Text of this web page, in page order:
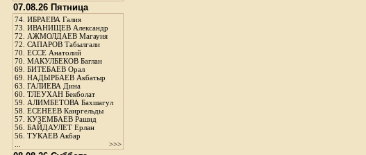
07.08.26 Пятница
74. ИБРАЕВА Галия
73. ИВАНИЩЕВ Александр
72. АЖМОЛДАЕВ Магауия
72. САПАРОВ Табылгали
70. ЕССЕ Анатолий
70. МАКУЛБЕКОВ Баглан
69. БИТЕБАЕВ Орал
69. НАДЫРБАЕВ Акбатыр
63. ГАЛИЕВА Дина
60. ТЛЕУХАН Бекболат
59. АЛИМБЕТОВА Бахшагул
58. ЕСЕНЕЕВ Каиргельды
57. КУЗЕМБАЕВ Рашид
56. БАЙДАУЛЕТ Ерлан
56. ТУКАЕВ Акбар
>>>